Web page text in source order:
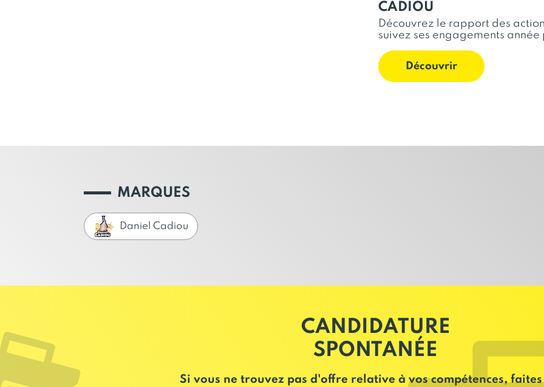
CADIOU
Découvrez le rapport des
suivez ses engagements année
Découvrir
MARQUES
Daniel Cadiou
CANDIDATURE
SPONTANÉE
Si vous ne trouvez pas d'offre relative à vos compétences, faites